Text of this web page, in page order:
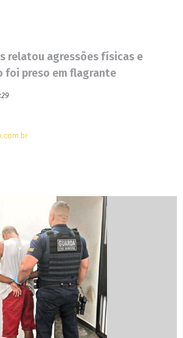
relatou agressões físicas e
foi preso em flagrante